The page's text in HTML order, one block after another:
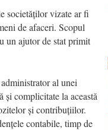
societăților vizate ar fi
de afaceri. Scopul
un ajutor de stat primit
al unei
complicitate la această
și contribuțiilor.
contabile, timp de